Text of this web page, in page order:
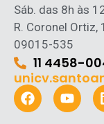
Sáb. das 8h às
R. Coronel Ortiz,
09015-535
11 4458-